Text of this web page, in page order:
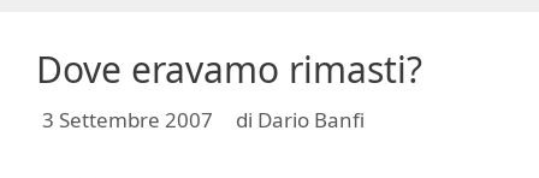
Dove eravamo rimasti?
3 Settembre 2007 di Dario Banfi